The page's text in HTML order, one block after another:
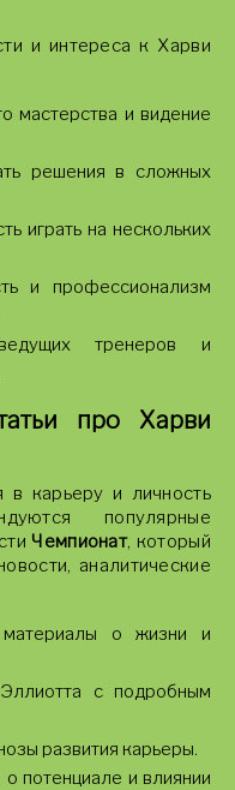
и интереса к Харви
мастерства и видение
решения в сложных
играть на нескольких
и профессионализм
тренеров и
про Харви
в карьеру и личность
популярные
Чемпионат, который
аналитические
о жизни и
с подробным
развития карьеры.
потенциале и влиянии